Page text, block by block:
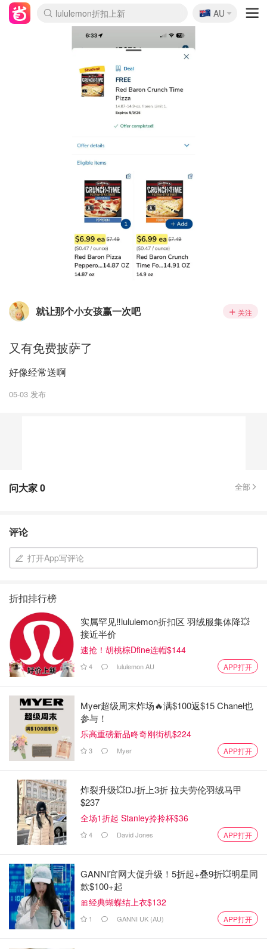
lululemon折扣上新
Sasa美妆护肤3.5折
SSENSE年中2.5折
FreshBeauty好价汇总
Cettire降价+叠9折
WWS Coles超市实拍
viagogo二手票捡漏
Myer超级周末
The Outnet奢牌1折起
David Jones 3折起
Flannels大牌1折
Perfumes Club护肤1折
AMIRO面罩$251
Amazon折扣汇总
eToro入金$200送$50
Amazon数码好物
ICONIC本周7.5折
ThedoubleF高奢地板价
Moose Knuckles 6折
丝芙兰5折起
EUFY摄像头$98
Selenichast首饰2折
Trip机票酒店促销
YSL送5件彩妆礼
Amazon家居好物
Amazon美妆护肤
雅漾大喷$8
过敏原检测盒$33
伊索独家赠50ml沐浴露
科颜氏高保湿面霜$29
SEALIFE海洋馆门票6折
丝塔芙大白罐$16
订阅Newsletter送香薰
Cult Beauty 6.8折
Harrods圣诞日历$525
LN-CC奢牌私促3折
d'Alba空姐喷雾$16
EVE LOM套装£56
Bernardelli独家4折
Adore Beauty 6折起
CT圣诞日历
Mytheresa奢品2.7折
Luxury Escapes 9折
Currentbody美容仪$881
MOON Garden Live
Roborock扫地机$649
Tingo Life水杯$24
Valentino官网5折
CR洗护套装$23
修丽可4件套$159
Myer彩妆2件7折
GANNI官网4.5折
Stylevana韩妆4折
Tessabit高奢8.5折
OGX洗发水$11
Amazon阿德莱德次日达
卡诗8.5折+赠礼
Philips Hue灯具8折
🇦🇺
AU
就让那个小女孩赢一次吧 关注
又有免费披萨了
好像经常送啊
05-03 发布
问大家0 全部
评论
打开App写评论
折扣排行榜
实属罕见‼️lululemon折扣区 羽绒服集体降💥
接近半价
速抢！胡桃棕Dfine连帽$144
4 lululemon AU APP打开
Myer超级周末炸场🔥满$100返$15 Chanel也
参与！
乐高重磅新品咚奇刚街机$224
3 Myer APP打开
炸裂升级💥DJ折上3折 拉夫劳伦羽绒马甲
$237
全场1折起 Stanley拎拎杯$36
4 David Jones APP打开
GANNI官网大促升级！5折起+叠9折💥明星同
款$100+起
🎀经典蝴蝶结上衣$132
1 GANNI UK (AU) APP打开